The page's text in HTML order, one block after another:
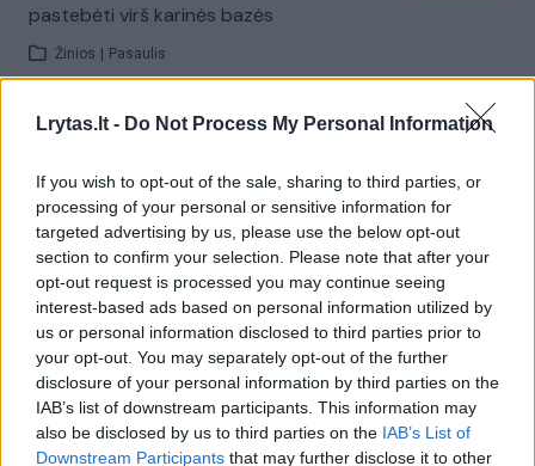
Lrytas.lt - Do Not Process My Personal Information
If you wish to opt-out of the sale, sharing to third parties, or
processing of your personal or sensitive information for
targeted advertising by us, please use the below opt-out
section to confirm your selection. Please note that after your
opt-out request is processed you may continue seeing
interest-based ads based on personal information utilized by
us or personal information disclosed to third parties prior to
your opt-out. You may separately opt-out of the further
disclosure of your personal information by third parties on the
IAB’s list of downstream participants. This information may
also be disclosed by us to third parties on the IAB’s List of
Downstream Participants that may further disclose it to other
pastebėti virš karinės bazės
Žinios Pasaulis
Visi įrašai
Žiūrimiausi įrašai
00:00:30
Vaizdai iš tragiškos avarijos Vilniaus r.: dviejų moterų ir
vaiko gyvybių išgelbėti nepavyko
Žinios Lietuvos diena